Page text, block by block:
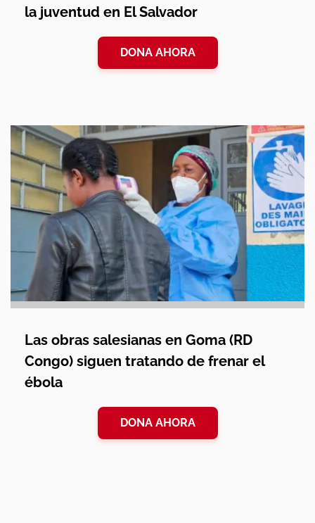
la juventud en El Salvador
DONA AHORA
Las obras salesianas en Goma (RD
Congo) siguen tratando de frenar el
ébola
DONA AHORA